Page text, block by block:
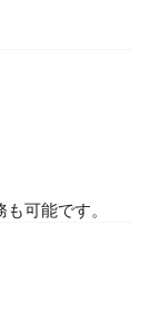
可能です。